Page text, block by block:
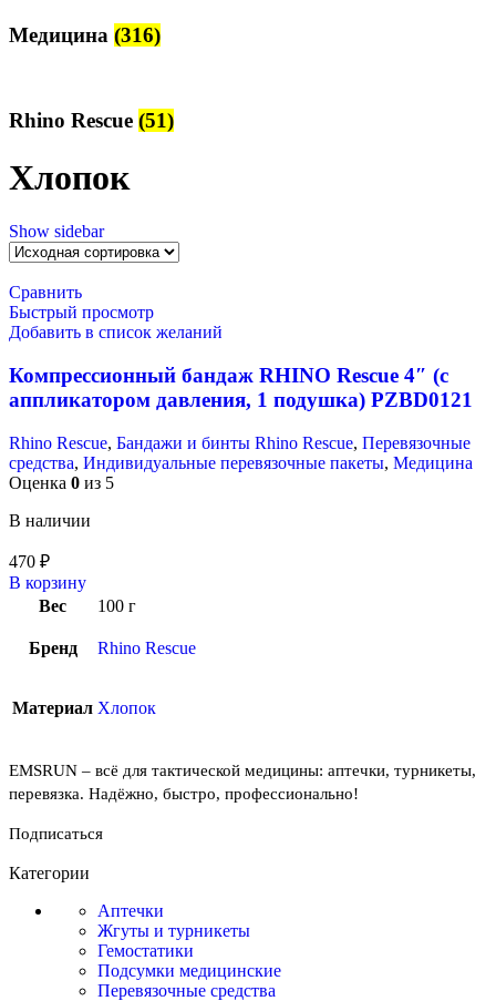
Медицина (316)
Rhino Rescue (51)
Хлопок
Show sidebar
Сравнить
Быстрый просмотр
Добавить в список желаний
Компрессионный бандаж RHINO Rescue 4″ (с
аппликатором давления, 1 подушка) PZBD0121
Rhino Rescue, Бандажи и бинты Rhino Rescue, Перевязочные
средства, Индивидуальные перевязочные пакеты, Медицина
Оценка 0 из 5
В наличии
470 ₽
В корзину
Вес
100 г
Бренд Rhino Rescue
Материал Хлопок
EMSRUN – всё для тактической медицины: аптечки, турникеты,
перевязка. Надёжно, быстро, профессионально!
Подписаться
Категории
Аптечки
Жгуты и турникеты
Гемостатики
Подсумки медицинские
Перевязочные средства